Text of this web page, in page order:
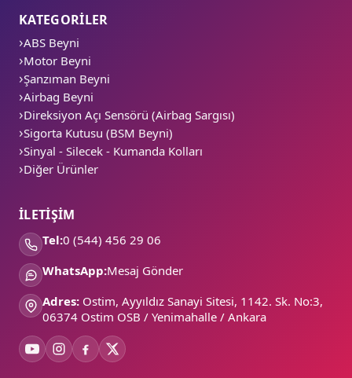
KATEGORİLER
ABS Beyni
Motor Beyni
Şanzıman Beyni
Airbag Beyni
Direksiyon Açı Sensörü (Airbag Sargısı)
Sigorta Kutusu (BSM Beyni)
Sinyal - Silecek - Kumanda Kolları
Diğer Ürünler
İLETİŞİM
Tel:0 (544) 456 29 06
WhatsApp:Mesaj Gönder
Adres: Ostim, Ayyıldız Sanayi Sitesi, 1142. Sk. No:3,
06374 Ostim OSB / Yenimahalle / Ankara